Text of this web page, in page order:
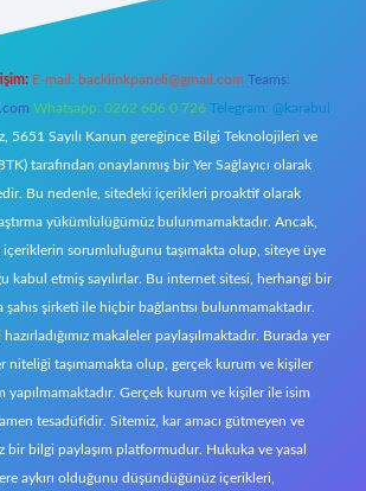
E-mail: backlinkpaneli@gmail.com Teams:
Whatsapp: 0262 606 0 726 Telegram: @karabul
5651 Sayılı Kanun gereğince Bilgi Teknolojileri ve
tarafından onaylanmış bir Yer Sağlayıcı olarak
Bu nedenle, sitedeki içerikleri proaktif olarak
yükümlülüğümüz bulunmamaktadır. Ancak,
içeriklerin sorumluluğunu taşımakta olup, siteye üye
kabul etmiş sayılırlar. Bu internet sitesi, herhangi bir
şirketi ile hiçbir bağlantısı bulunmamaktadır.
makaleler paylaşılmaktadır. Burada yer
niteliği taşımamakta olup, gerçek kurum ve kişiler
yapılmamaktadır. Gerçek kurum ve kişiler ile isim
tesadüfidir. Sitemiz, kar amacı gütmeyen ve
bir bilgi paylaşım platformudur. Hukuka ve yasal
aykırı olduğunu düşündüğünüz içerikleri,